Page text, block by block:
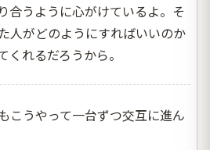
合うように心がけているよ。そ
人がどのようにすればいいのか
くれるだろうから。
こうやって一台ずつ交互に進ん